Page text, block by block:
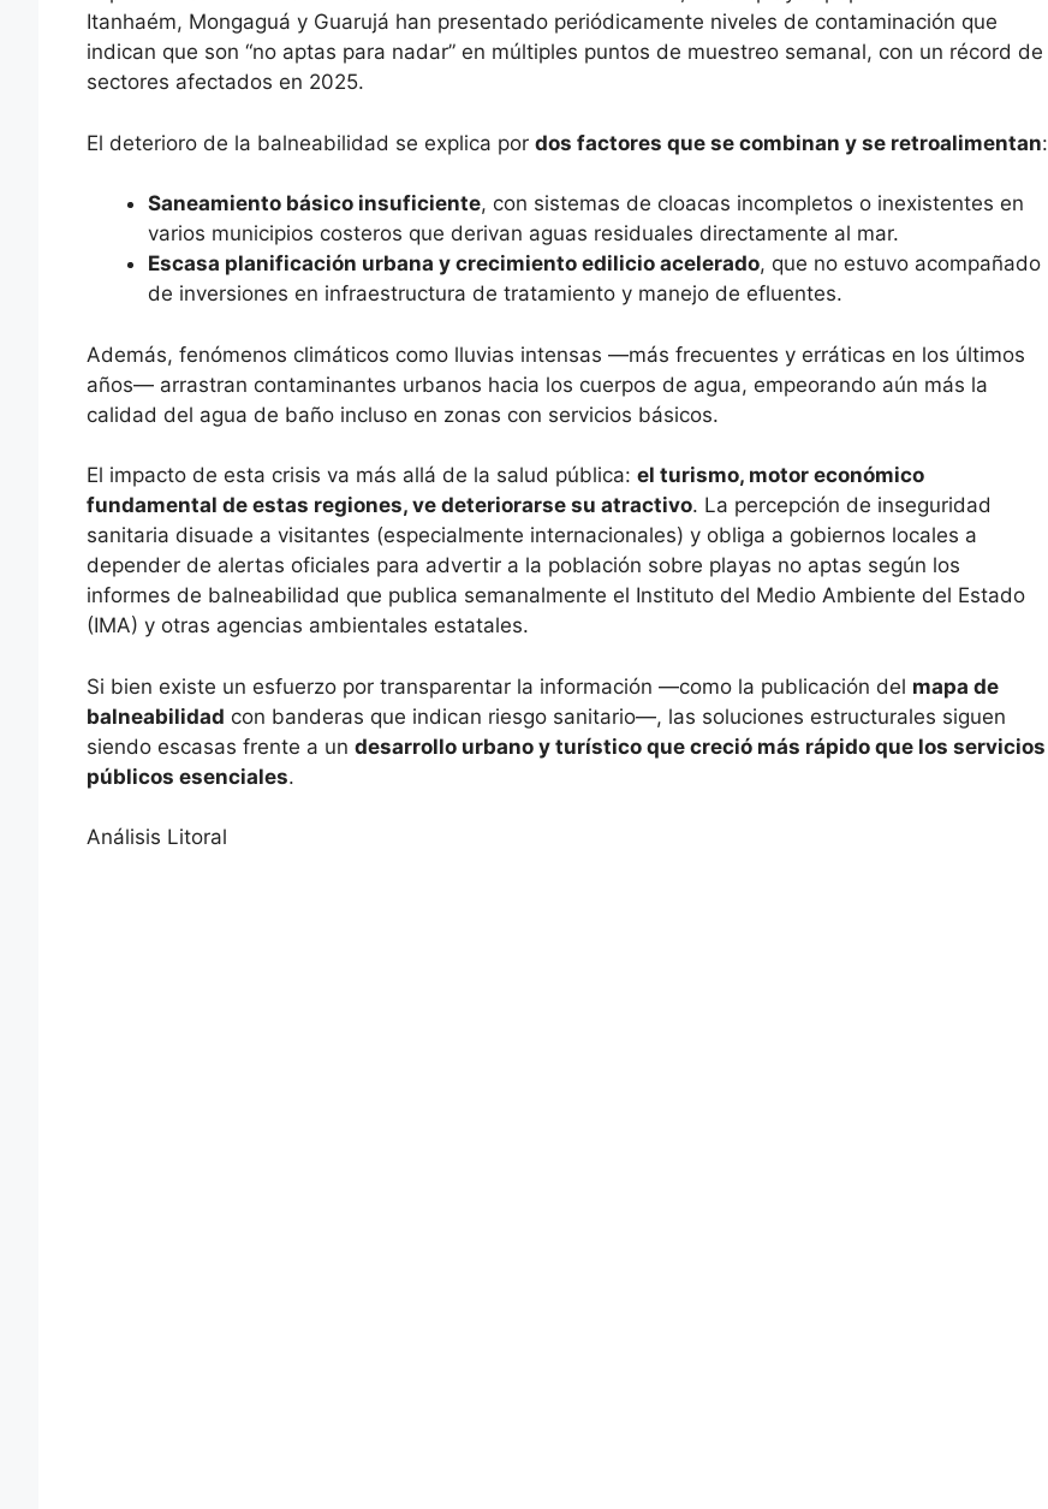
Itanhaém, Mongaguá y Guarujá han presentado periódicamente niveles de contaminación que
indican que son “no aptas para nadar” en múltiples puntos de muestreo semanal, con un récord de
sectores afectados en 2025.
El deterioro de la balneabilidad se explica por dos factores que se combinan y se retroalimentan:
Saneamiento básico insuficiente, con sistemas de cloacas incompletos o inexistentes en
varios municipios costeros que derivan aguas residuales directamente al mar.
Escasa planificación urbana y crecimiento edilicio acelerado, que no estuvo acompañado
de inversiones en infraestructura de tratamiento y manejo de efluentes.
Además, fenómenos climáticos como lluvias intensas —más frecuentes y erráticas en los últimos
años— arrastran contaminantes urbanos hacia los cuerpos de agua, empeorando aún más la
calidad del agua de baño incluso en zonas con servicios básicos.
El impacto de esta crisis va más allá de la salud pública: el turismo, motor económico
fundamental de estas regiones, ve deteriorarse su atractivo. La percepción de inseguridad
sanitaria disuade a visitantes (especialmente internacionales) y obliga a gobiernos locales a
depender de alertas oficiales para advertir a la población sobre playas no aptas según los
informes de balneabilidad que publica semanalmente el Instituto del Medio Ambiente del Estado
(IMA) y otras agencias ambientales estatales.
Si bien existe un esfuerzo por transparentar la información —como la publicación del mapa de
balneabilidad con banderas que indican riesgo sanitario—, las soluciones estructurales siguen
siendo escasas frente a un desarrollo urbano y turístico que creció más rápido que los servicios
públicos esenciales.
Análisis Litoral